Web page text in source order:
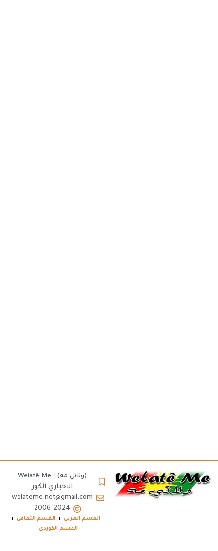
(ولاتي مه) | Welatê Me
الاخباري الكور
welateme.net@gmail.com
2006-2024
القسم العربي
القسم الثقافي
القسم الكوردي